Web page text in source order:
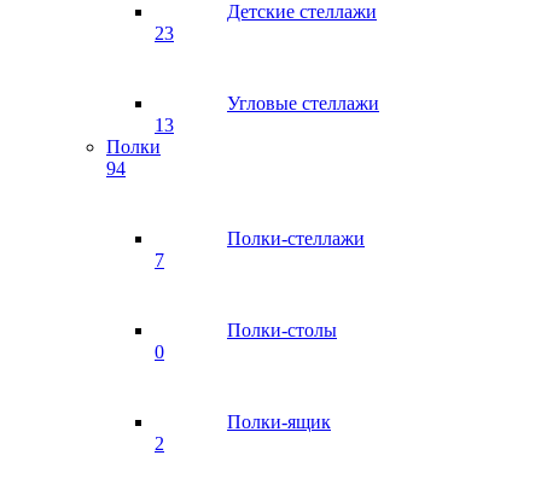
Детские стеллажи
23
Угловые стеллажи
13
Полки
94
Полки-стеллажи
7
Полки-столы
0
Полки-ящик
2